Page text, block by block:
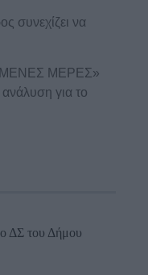
συνεχίζει να
ΜΕΡΕΣ»
για το
ΔΣ του Δήμου